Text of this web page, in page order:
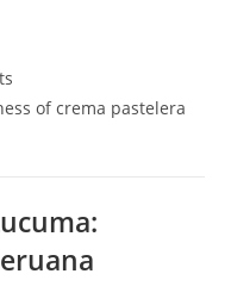
of crema pastelera